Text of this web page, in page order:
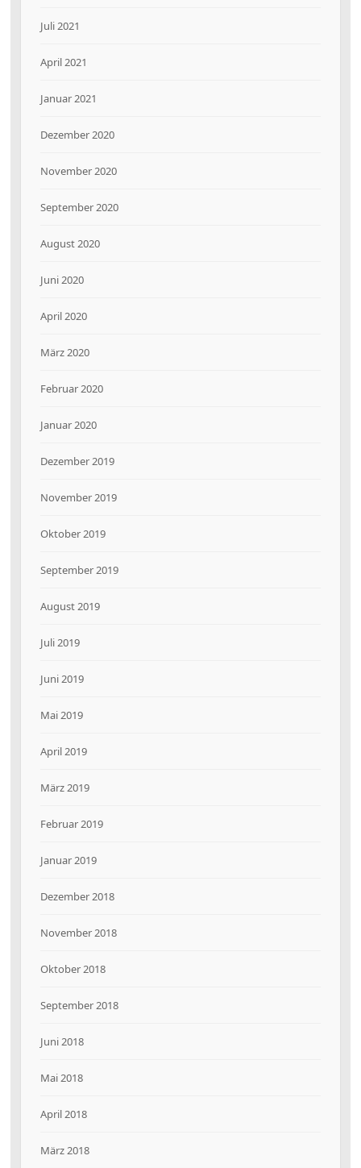
Juli 2021
April 2021
Januar 2021
Dezember 2020
November 2020
September 2020
August 2020
Juni 2020
April 2020
März 2020
Februar 2020
Januar 2020
Dezember 2019
November 2019
Oktober 2019
September 2019
August 2019
Juli 2019
Juni 2019
Mai 2019
April 2019
März 2019
Februar 2019
Januar 2019
Dezember 2018
November 2018
Oktober 2018
September 2018
Juni 2018
Mai 2018
April 2018
März 2018